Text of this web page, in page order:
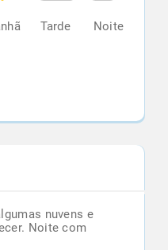
Tarde Noite
nuvens e
Noite com